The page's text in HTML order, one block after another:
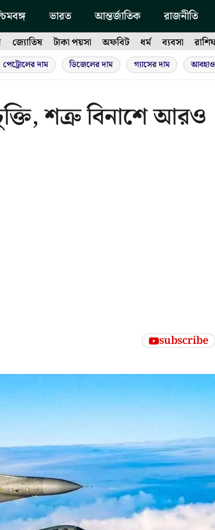
ভারত আন্তর্জাতিক রাজনীতি
জ্যোতিষ টাকা পয়সা অফবিট ধর্ম ব্যবসা
পেট্রোলের দাম ডিজেলের দাম গ্যাসের দাম
শত্রু বিনাশে আরও
subscribe